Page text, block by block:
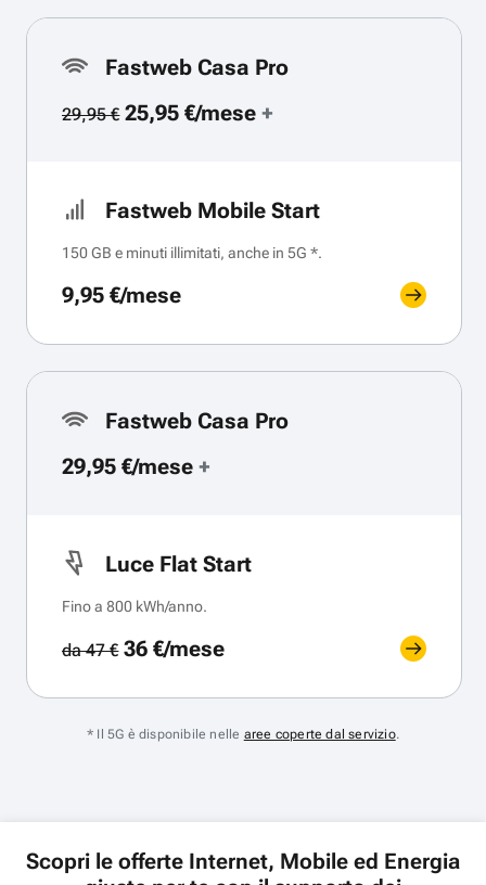
Fastweb Casa Pro
29,95 €25,95 €/mese+
Fastweb Mobile Start
150 GB e minuti illimitati, anche in 5G *.
9,95 €/mese
Fastweb Casa Pro
29,95 €/mese +
Luce Flat Start
Fino a 800 kWh/anno.
da 47 €36 €/mese
* Il 5G è disponibile nelle aree coperte dal servizio.
Scopri le offerte Internet, Mobile ed Energia